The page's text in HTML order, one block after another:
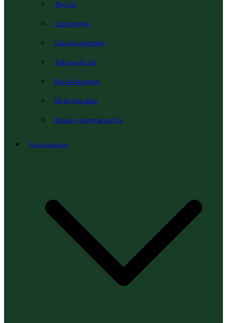
Thực vật
Các hoạt động
Giáo dục môi trường
Tình nguyện viên
Bảo tồn tài nguyên
Hỗ trợ cộng đồng
Khoa học và hợp tác quốc tế
Du lịch sinh thái